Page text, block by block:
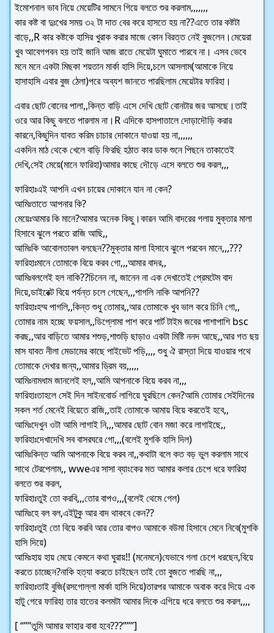
ইমোশনাল ভাব নিয়ে মেয়েটির সামনে গিয়ে বলতে শুর করলাম,,,,,,,
কার কষ্ট বা দুঃখের সময় ৩২ টা দাত বের করে হাসতে হয় না??এতে তার কষ্টটা
বাড়ে,,R কার কষ্টকে হাসির খুরাক করার মাজে কোন বিরত্ত নেই বুজলেন।মেয়েরা
খুব আবেগপবন হয় তাই জানি আজ রাতে মেয়েটা ঘুমাতে পারবে না। এসব ভেবে
মনে মনে একটা মিছকা শয়তান মার্কা হাসি দিয়ে,চলে আসলাম(আমাকে নিয়ে
হাসাহাসি এবার বুজ ঠেলা)পরে অব্যশ জানতে পারছিলাম মেয়েটার ফারিহা।
এবার ছোট বোনের পালা,,কিন্ত বাড়ি এসে দেখি ছোট বোনটার জর আসছে।তাই
ওরে আর কিছু বলতে পারলাম না।R এদিকে হাসপাতালে দোড়াদৌড়ি করার
কারনে,কিছুদিন যাবত করিম চাচার দোকানে যাওয়া হয় না,,,,,,
একদিন মাঠ থেকে খেলে বাড়ি ফিরছি হঠাত কার ডাক শুনে পিছনে তাকাতেই
দেখি,সেই মেয়ে(মানে ফারিহা)আমার কাছে দৌড়ে এসে বলতে শুর করল,,,
ফারিহাঃএই আপনি এখন চায়ের দোকানে যান না কেন?
আমিঃতাতে আপনার কি?
মেয়েঃআমার কি মানে?আমার অনেক কিছু।কারন আমি বাদরের গলায় মুক্তার মালা
হিসাবে ঝুলে পরতে রাজি আছি,,
আমিঃকি আবোলতাবল বলছেন??মুক্তার মালা হিসাবে ঝুলে পরবেন মানে,,,???
ফারিহাঃমানে তোমাকে বিয়ে করব গো,,,আমার বাদর,,
আমিঃবললেই হল নাকি??চিনেন না, জানেন না এক দেখাতেই প্রেমটেম বাদ
দিয়ে,ডাইরেক্ট বিয়ে পর্যন্ত চলে গেছেন,,,পাগলি নাকি আপনি??
ফারিহাঃহম্ম পাগলি,,কিন্ত শুধু তোমার,,আর তোমাকে খুব ভাল করে চিনি গো,,
তোমার নাম হচ্ছে ফয়সাল,,ডিপ্লোমা পাশ করে পার্ট টাইম জবের পাশাপাশি bsc
করছ,,আর বাড়িতে আমার শশুড়,শাশুড়ি ছাড়াও একটা মিষ্টি ননদ আছে,,আর গত ছয়
মাস যাবত নীলা মেডামের কাছে পাইভেট পড়ি,,,, শুধু ঐ রাস্তা দিয়ে যাওয়ার পথে
তোমাকে দেখার জন্য,,আমার ড্রিম বয়,,,,,
আমিঃনামধাম জানলেই হল,,আমি আপনাকে বিয়ে করব না,,,
ফারিহাঃতাহলে সেই দিন সাইনবোর্ড লাগিয়ে ঘুরছিলে কেন?আমি তোমার সেইদিনের
সকল শর্ত মেনেই বিয়েতে রাজি,,তাই তোমাকে আমায় বিয়ে করতেই হবে,,
আমিঃদেখুন ওটা আমি লাগাই নি,,,আমার ছোট বোন মজা করে লাগাইছে,,
ফারিহাঃদেখাদেখি সব বাসরঘরে গো,,,(বলেই মুশকি হাসি দিল)
আমিঃকিন্ত আমি আপনাকে বিয়ে করব না,,কথাটা বলে কত বড় ভুল করলাম সাথে
সাথে টেরপেলাম,, wweএর সাসা ব্যাংকের মত আমার কলার চেপে ধরে ফারিহা
বলতে শুর করল,
ফারিহাঃতুই তো করবি,,,তোর বাপও,,,(বলেই থেমে গেল)
আমিঃহে বল বল,এইটুকু আর বাদ থাকবে কেন??
ফারিহাঃতুই তো বিয়ে করবি আর তোর বাপও আমাকে বউমা হিসাবে মেনে নিবে(মুশকি
হাসি দিয়ে)
আমিঃহায় হায় মেয়ে কেমনে কথা ঘুরায়!! (মনেমনে)যেভাবে গলা চেপে ধরছেন,বিয়ে
করতে চাচ্ছেন?নাকি হত্যা করতে চাইছেন তাই তো বুজতে পারছি না,,,
ফারিহাঃতাই বুজি(রসগোল্লা মার্কা হাসি দিয়ে)তারপর আমাকে অবাক করে দিয়ে এক
হাটু গেরে ফারিহা তার হাতের কলমটা আমার দিকে এগিয়ে ধরে বলতে শুর করল,,,,
[ “””তুমি আমার ফাহার বাবা হবে???”””]